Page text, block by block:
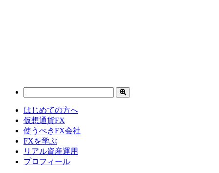
はじめての方へ
仮想通貨FX
使うべきFX会社
FXを学ぶ
リアル資産運用
プロフィール